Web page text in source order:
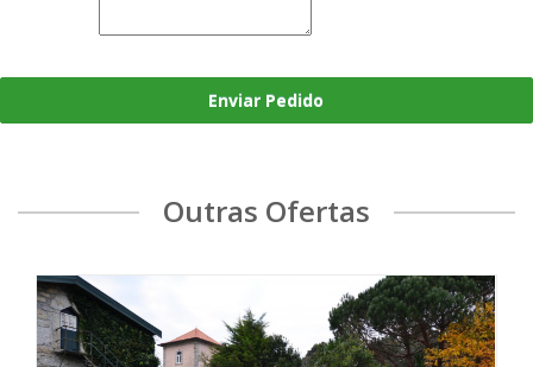
Enviar Pedido
Outras Ofertas